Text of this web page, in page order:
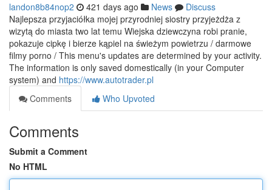
landon8b84nop2 421 days ago News
Discuss
Najlepsza przyjaciółka mojej przyrodniej siostry przyjeżdża z
wizytą do miasta two lat temu Wiejska dziewczyna robi pranie,
pokazuje cipkę i bierze kąpiel na świeżym powietrzu / darmowe
filmy porno / This menu's updates are determined by your activity.
The information is only saved domestically (in your Computer
system) and https://www.autotrader.pl
Comments
Who Upvoted
Comments
Submit a Comment
No HTML